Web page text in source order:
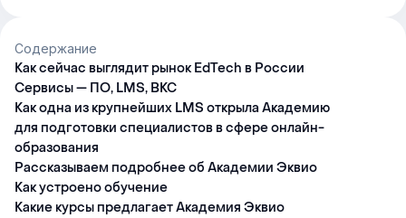
Содержание
Как сейчас выглядит рынок EdTech в России
Сервисы — ПО, LMS, ВКС
Как одна из крупнейших LMS открыла Академию
для подготовки специалистов в сфере онлайн-
образования
Рассказываем подробнее об Академии Эквио
Как устроено обучение
Какие курсы предлагает Академия Эквио